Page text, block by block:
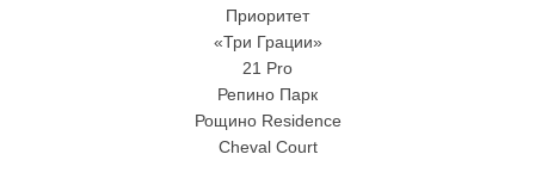
Приоритет
«Три Грации»
21 Pro
Репино Парк
Рощино Residence
Cheval Court